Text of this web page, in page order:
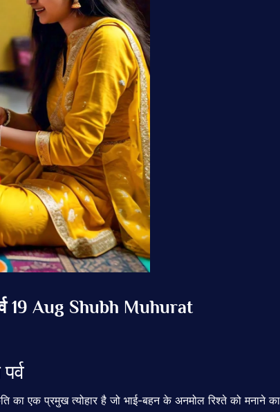
19 Aug Shubh Muhurat
का एक प्रमुख त्योहार है जो भाई-बहन के अनमोल रिश्ते को मनाने